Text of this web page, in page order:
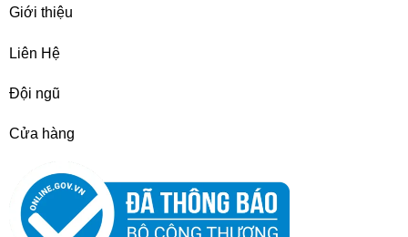
Giới thiệu
Liên Hệ
Đội ngũ
Cửa hàng